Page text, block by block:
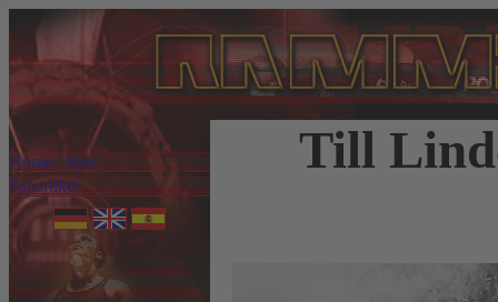
Home / Start
Fanartikel
Till